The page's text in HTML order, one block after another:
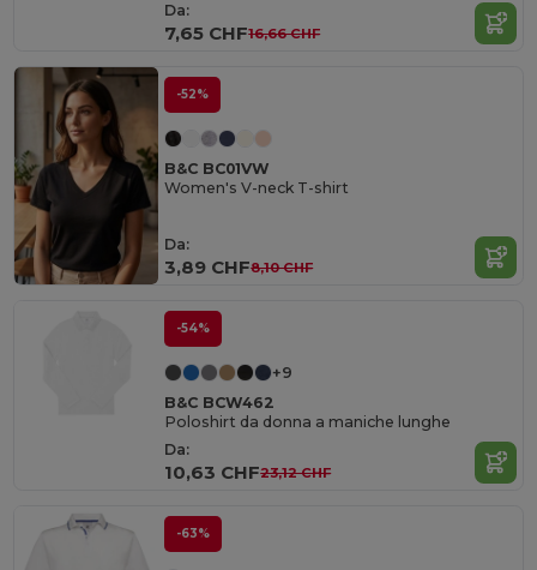
Da:
7,65 CHF16,66 CHF
-52%
B&C BC01VW
Women's V-neck T-shirt
Da:
3,89 CHF8,10 CHF
-54%
+9
B&C BCW462
Poloshirt da donna a maniche lunghe
Da:
10,63 CHF23,12 CHF
-63%